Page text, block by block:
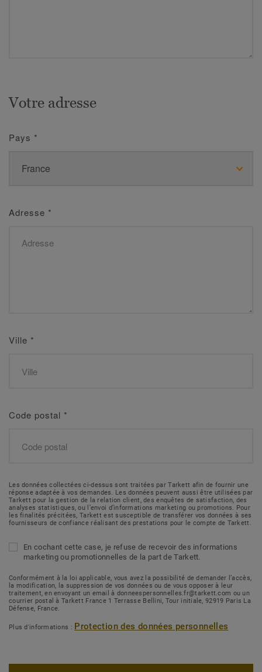
Votre adresse
Pays *
Adresse *
Ville *
Code postal *
Les données collectées ci-dessus sont traitées par Tarkett afin de fournir une
réponse adaptée à vos demandes. Les données peuvent aussi être utilisées par
Tarkett pour la gestion de la relation client, des enquêtes de satisfaction, des
analyses statistiques, ou l’envoi d’informations marketing ou promotions. Pour
les finalités précitées, Tarkett est susceptible de transférer vos données à ses
fournisseurs de confiance réalisant des prestations pour le compte de Tarkett.
En cochant cette case, je refuse de recevoir des informations
marketing ou promotionnelles de la part de Tarkett.
Conformément à la loi applicable, vous avez la possibilité de demander l’accès,
la modification, la suppression de vos données ou de vous opposer à leur
traitement, en envoyant un email à donneespersonnelles.fr@tarkett.com ou un
courrier postal à Tarkett France 1 Terrasse Bellini, Tour initiale, 92919 Paris La
Défense, France.
Plus d'informations : Protection des données personnelles